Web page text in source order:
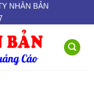
NHÂN BẢN